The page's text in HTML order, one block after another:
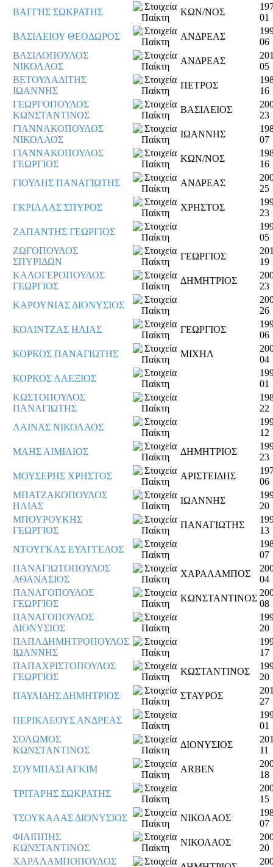
ΒΑΓΓΗΣ ΣΩΚΡΑΤΗΣ
ΚΩΝ/ΝΟΣ
01
ΒΑΣΙΛΕΙΟΥ ΘΕΟΔΩΡΟΣ
ΑΝΔΡΕΑΣ
06
ΒΑΣΙΛΟΠΟΥΛΟΣ
ΝΙΚΟΛΑΟΣ
ΑΝΔΡΕΑΣ
05
ΒΕΤΟΥΛΑΔΙΤΗΣ
ΙΩΑΝΝΗΣ
ΠΕΤΡΟΣ
16
ΓΕΩΡΓΟΠΟΥΛΟΣ
ΚΩΝΣΤΑΝΤΙΝΟΣ
ΒΑΣΙΛΕΙΟΣ
23
ΓΙΑΝΝΑΚΟΠΟΥΛΟΣ
ΝΙΚΟΛΑΟΣ
ΙΩΑΝΝΗΣ
07
ΓΙΑΝΝΑΚΟΠΟΥΛΟΣ
ΓΕΩΡΓΙΟΣ
ΚΩΝ/ΝΟΣ
16
ΓΙΟΥΛΗΣ ΠΑΝΑΓΙΩΤΗΣ
ΑΝΔΡΕΑΣ
25
ΓΚΡΙΛΛΑΣ ΣΠΥΡΟΣ
ΧΡΗΣΤΟΣ
23
ΖΑΠΑΝΤΗΣ ΓΕΩΡΓΙΟΣ
05
ΖΩΓΟΠΟΥΛΟΣ
ΣΠΥΡΙΔΩΝ
ΓΕΩΡΓΙΟΣ
19
ΚΑΛΟΓΕΡΟΠΟΥΛΟΣ
ΓΕΩΡΓΙΟΣ
ΔΗΜΗΤΡΙΟΣ
23
ΚΑΡΟΥΝΙΑΣ ΔΙΟΝΥΣΙΟΣ
26
ΚΟΛΙΝΤΖΑΣ ΗΛΙΑΣ
ΓΕΩΡΓΙΟΣ
06
ΚΟΡΚΟΣ ΠΑΝΑΓΙΩΤΗΣ
ΜΙΧΗΛ
04
ΚΟΡΚΟΣ ΑΛΕΞΙΟΣ
01
ΚΩΣΤΟΠΟΥΛΟΣ
ΠΑΝΑΓΙΩΤΗΣ
22
ΛΑΙΝΑΣ ΝΙΚΟΛΑΟΣ
12
ΜΑΗΣ ΑΙΜΙΛΙΟΣ
ΔΗΜΗΤΡΙΟΣ
23
ΜΟΥΣΕΡΗΣ ΧΡΗΣΤΟΣ
ΑΡΙΣΤΕΙΔΗΣ
06
ΜΠΑΤΖΑΚΟΠΟΥΛΟΣ
ΗΛΙΑΣ
ΙΩΑΝΝΗΣ
20
ΜΠΟΥΡΟΥΚΗΣ
ΓΕΩΡΓΙΟΣ
ΠΑΝΑΓΙΩΤΗΣ
13
ΝΤΟΥΓΚΑΣ ΕΥΑΓΓΕΛΟΣ
07
ΠΑΝΑΓΙΩΤΟΠΟΥΛΟΣ
ΑΘΑΝΑΣΙΟΣ
ΧΑΡΑΛΑΜΠΟΣ
04
ΠΑΝΑΓΟΠΟΥΛΟΣ
ΓΕΩΡΓΙΟΣ
ΚΩΝΣΤΑΝΤΙΝΟΣ
08
ΠΑΝΑΓΟΠΟΥΛΟΣ
ΔΙΟΝΥΣΙΟΣ
20
ΠΑΠΑΔΗΜΗΤΡΟΠΟΥΛΟΣ
ΙΩΑΝΝΗΣ
17
ΠΑΠΑΧΡΙΣΤΟΠΟΥΛΟΣ
ΓΕΩΡΓΙΟΣ
ΚΩΣΤΑΝΤΙΝΟΣ
20
ΠΑΥΛΙΔΗΣ ΔΗΜΗΤΡΙΟΣ
ΣΤΑΥΡΟΣ
27
ΠΕΡΙΚΛΕΟΥΣ ΑΝΔΡΕΑΣ
01
ΣΟΛΩΜΟΣ
ΚΩΝΣΤΑΝΤΙΝΟΣ
ΔΙΟΝΥΣΙΟΣ
11
ΣΟΥΜΠΑΣΙ ΑΓΚΙΜ
ARBEN
18
ΤΡΙΤΑΡΗΣ ΣΩΚΡΑΤΗΣ
15
ΤΣΟΥΚΑΛΑΣ ΔΙΟΝΥΣΙΟΣ
ΝΙΚΟΛΑΟΣ
07
ΦΙΛΙΠΠΗΣ
ΚΩΝΣΤΑΝΤΙΝΟΣ
ΝΙΚΟΛΑΟΣ
20
ΧΑΡΑΛΑΜΠΟΠΟΥΛΟΣ